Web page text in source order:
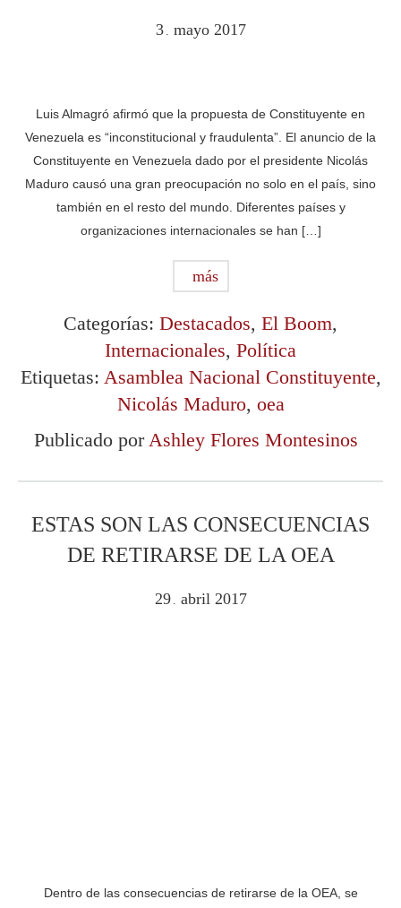
3 . mayo 2017
Luis Almagró afirmó que la propuesta de Constituyente en
Venezuela es “inconstitucional y fraudulenta”. El anuncio de la
Constituyente en Venezuela dado por el presidente Nicolás
Maduro causó una gran preocupación no solo en el país, sino
también en el resto del mundo. Diferentes países y
organizaciones internacionales se han […]
más
Categorías: Destacados, El Boom,
Internacionales, Política
Etiquetas: Asamblea Nacional Constituyente,
Nicolás Maduro, oea
Publicado porAshley Flores Montesinos
ESTAS SON LAS CONSECUENCIAS
DE RETIRARSE DE LA OEA
29 . abril 2017
Dentro de las consecuencias de retirarse de la OEA, se